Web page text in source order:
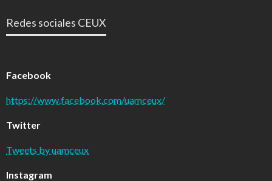
Redes sociales CEUX
Facebook
https://www.facebook.com/uamceux/
Twitter
Tweets by uamceux
Instagram